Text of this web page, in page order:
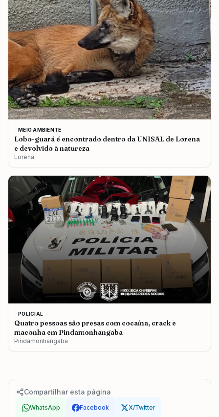
MEIO AMBIENTE
Lobo-guará é encontrado dentro da UNISAL de Lorena
e devolvido à natureza
Lorena
POLICIAL
Quatro pessoas são presas com cocaína, crack e
maconha em Pindamonhangaba
Pindamonhangaba
Compartilhar esta página
WhatsApp Facebook X/Twitter